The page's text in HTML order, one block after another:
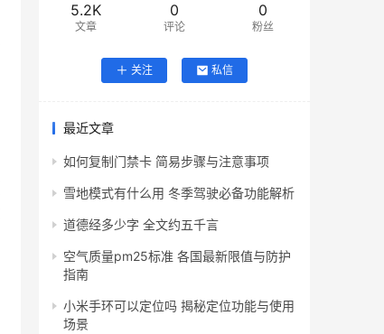
5.2K
文章
0
评论
0
粉丝
关注 私信
最近文章
如何复制门禁卡 简易步骤与注意事项
雪地模式有什么用 冬季驾驶必备功能解析
道德经多少字 全文约五千言
空气质量pm25标准 各国最新限值与防护
指南
小米手环可以定位吗 揭秘定位功能与使用
场景